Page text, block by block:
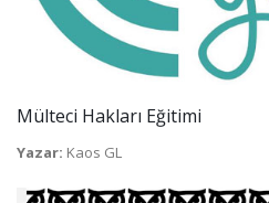
Mülteci Hakları Eğitimi
Yazar: Kaos GL